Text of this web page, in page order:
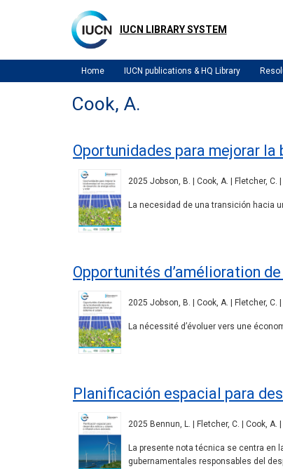
IUCN LIBRARY SYSTEM
Home IUCN publications & HQ Library
Cook, A.
Oportunidades para mejorar
2025 Jobson, B. | Cook, A. | Fletcher, C.
La necesidad de una transición hacia
Opportunités d’amélioration
2025 Jobson, B. | Cook, A. | Fletcher, C.
La nécessité d’évoluer vers une
Planificación espacial para
2025 Bennun, L. | Fletcher, C. | Cook, A.
La presente nota técnica se centra en
gubernamentales responsables del